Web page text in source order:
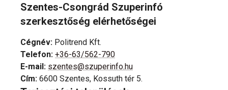
Szentes-Csongrád Szuperinfó
szerkesztőség elérhetőségei
Cégnév: Politrend Kft.
Telefon: +36-63/562-790
E-mail: szentes@szuperinfo.hu
Cím: 6600 Szentes, Kossuth tér 5.